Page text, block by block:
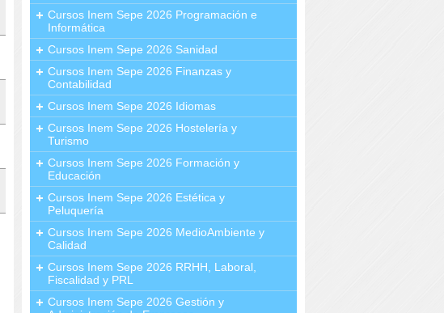
Cursos Inem Sepe 2026 Programación e
Informática
Cursos Inem Sepe 2026 Sanidad
Cursos Inem Sepe 2026 Finanzas y
Contabilidad
Cursos Inem Sepe 2026 Idiomas
Cursos Inem Sepe 2026 Hostelería y
Turismo
Cursos Inem Sepe 2026 Formación y
Educación
Cursos Inem Sepe 2026 Estética y
Peluquería
Cursos Inem Sepe 2026 MedioAmbiente y
Calidad
Cursos Inem Sepe 2026 RRHH, Laboral,
Fiscalidad y PRL
Cursos Inem Sepe 2026 Gestión y